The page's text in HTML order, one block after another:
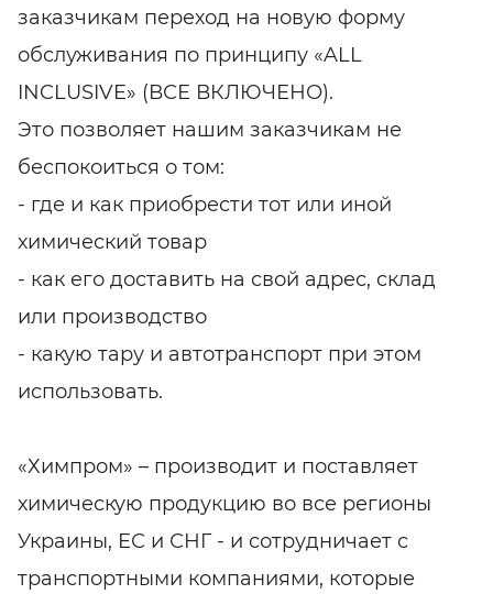
заказчикам переход на новую форму
обслуживания по принципу «ALL
INCLUSIVE» (ВСЕ ВКЛЮЧЕНО).
Это позволяет нашим заказчикам не
беспокоиться о том:
- где и как приобрести тот или иной
химический товар
- как его доставить на свой адрес, склад
или производство
- какую тару и автотранспорт при этом
использовать.
«Химпром» – производит и поставляет
химическую продукцию во все регионы
Украины, ЕС и СНГ - и сотрудничает с
транспортными компаниями, которые